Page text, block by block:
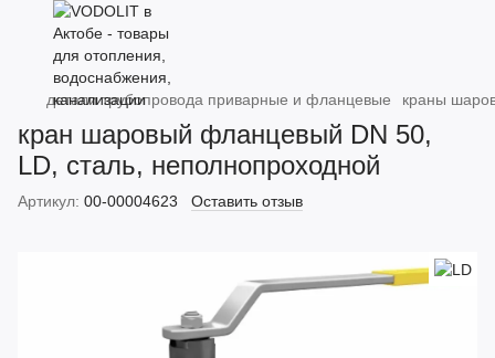
детали трубопровода приварные и фланцевые краны
кран шаровый фланцевый DN 50,
LD, сталь, неполнопроходной
Артикул: 00-00004623 Оставить отзыв